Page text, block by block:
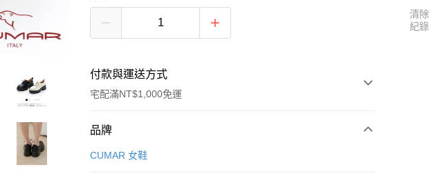
付款與運送方式
宅配滿NT$1,000免運
付款方式
信用卡一次付款
品牌
CUMAR 女鞋
清除
紀錄